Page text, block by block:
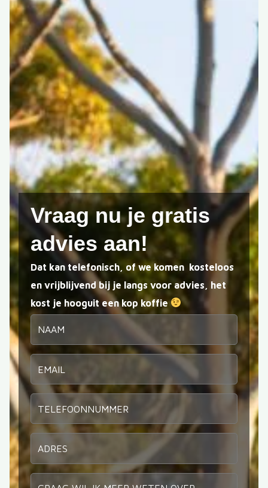
Vraag nu je gratis
advies aan!
Dat kan telefonisch, of we komen kosteloos
en vrijblijvend bij je langs voor advies, het
kost je hooguit een kop koffie